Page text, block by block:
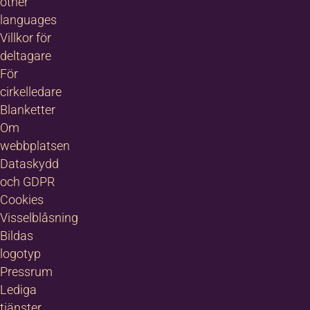
Jag godkänner
anmälningsvillkoren
nyhetsbrev. Vad innebär detta?
Mera information
languages
Villkor för
deltagare
För
cirkelledare
Blanketter
Om
webbplatsen
Dataskydd
och GDPR
Cookies
Visselblåsning
Bildas
logotyp
Pressrum
Lediga